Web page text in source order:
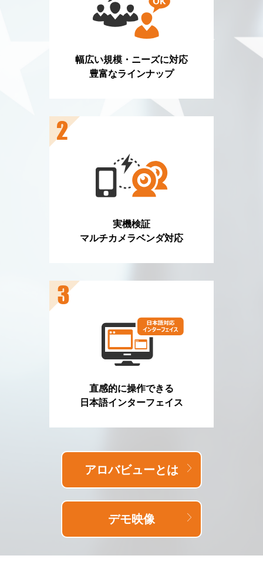
幅広い規模・ニーズに対応
豊富なラインナップ
実機検証
マルチカメラベンダ対応
直感的に操作できる
日本語インターフェイス
アロバビューとは
デモ映像